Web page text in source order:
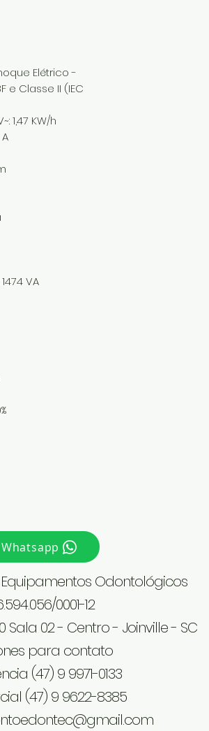
Elétrico -
e Classe II (IEC
1,47 KW/h
1474 VA
Whatsapp
Odontológicos
0001-12
Sala 02 - Centro - Joinville - SC
para contato
(47) 9 9971-0133
(47) 9 9622-8385